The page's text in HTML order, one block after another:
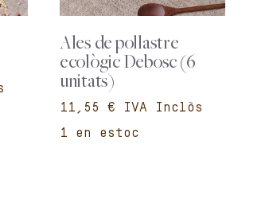
Ales de pollastre
ecològic Debosc (6
unitats)
€
1 en estoc